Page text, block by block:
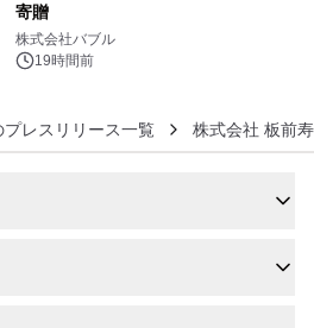
寄贈
株式会社バブル
19時間前
レスリリース一覧 株式会社 板前